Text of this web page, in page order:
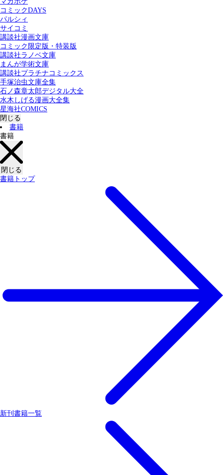
コミックDAYS
パルシィ
サイコミ
講談社漫画文庫
コミック限定版・特装版
講談社ラノベ文庫
まんが学術文庫
講談社プラチナコミックス
手塚治虫文庫全集
石ノ森章太郎デジタル大全
水木しげる漫画大全集
星海社COMICS
閉じる
書籍
書籍
閉じる
書籍トップ
新刊書籍一覧
カテゴリー：
すべての記事